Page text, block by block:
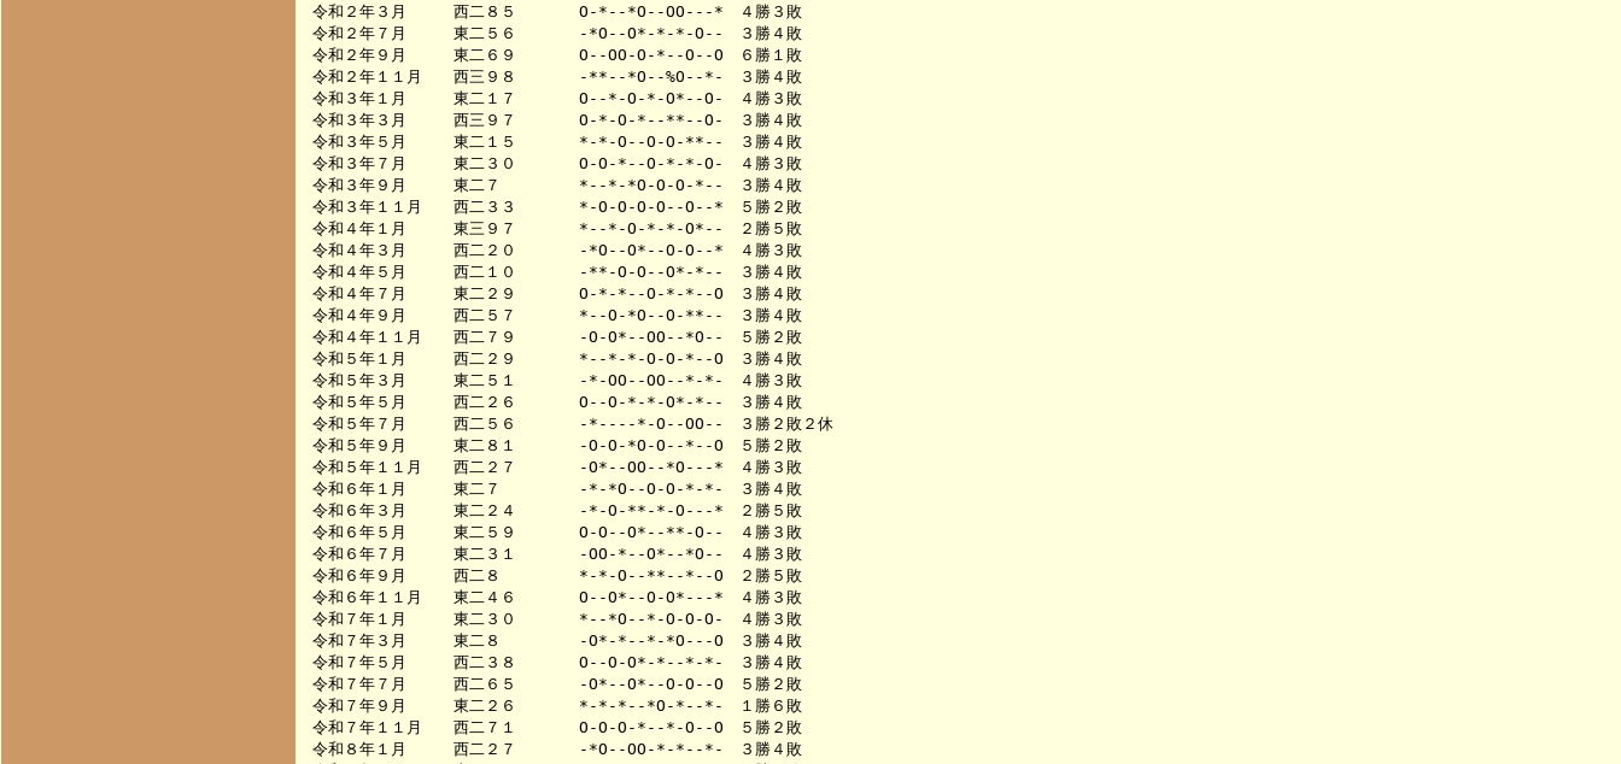
令和２年３月　　　西二８５　　　　O-*--*O--OO---*　４勝３敗
令和２年７月　　　東二５６　　　　-*O--O*-*-*-O--　３勝４敗
令和２年９月　　　東二６９　　　　O--OO-O-*--O--O　６勝１敗
令和２年１１月　　西三９８　　　　-**--*O--%O--*-　３勝４敗
令和３年１月　　　東二１７　　　　O--*-O-*-O*--O-　４勝３敗
令和３年３月　　　西三９７　　　　O-*-O-*--**--O-　３勝４敗
令和３年５月　　　東二１５　　　　*-*-O--O-O-**--　３勝４敗
令和３年７月　　　東二３０　　　　O-O-*--O-*-*-O-　４勝３敗
令和３年９月　　　東二７　　　　　*--*-*O-O-O-*--　３勝４敗
令和３年１１月　　西二３３　　　　*-O-O-O-O--O--*　５勝２敗
令和４年１月　　　東三９７　　　　*--*-O-*-*-O*--　２勝５敗
令和４年３月　　　西二２０　　　　-*O--O*--O-O--*　４勝３敗
令和４年５月　　　西二１０　　　　-**-O-O--O*-*--　３勝４敗
令和４年７月　　　東二２９　　　　O-*-*--O-*-*--O　３勝４敗
令和４年９月　　　西二５７　　　　*--O-*O--O-**--　３勝４敗
令和４年１１月　　西二７９　　　　-O-O*--OO--*O--　５勝２敗
令和５年１月　　　西二２９　　　　*--*-*-O-O-*--O　３勝４敗
令和５年３月　　　東二５１　　　　-*-OO--OO--*-*-　４勝３敗
令和５年５月　　　西二２６　　　　O--O-*-*-O*-*--　３勝４敗
令和５年７月　　　西二５６　　　　-*----*-O--OO--　３勝２敗２休
令和５年９月　　　東二８１　　　　-O-O-*O-O--*--O　５勝２敗
令和５年１１月　　西二２７　　　　-O*--OO--*O---*　４勝３敗
令和６年１月　　　東二７　　　　　-*-*O--O-O-*-*-　３勝４敗
令和６年３月　　　東二２４　　　　-*-O-**-*-O---*　２勝５敗
令和６年５月　　　東二５９　　　　O-O--O*--**-O--　４勝３敗
令和６年７月　　　東二３１　　　　-OO-*--O*--*O--　４勝３敗
令和６年９月　　　西二８　　　　　*-*-O--**--*--O　２勝５敗
令和６年１１月　　東二４６　　　　O--O*--O-O*---*　４勝３敗
令和７年１月　　　東二３０　　　　*--*O--*-O-O-O-　４勝３敗
令和７年３月　　　東二８　　　　　-O*-*--*-*O---O　３勝４敗
令和７年５月　　　西二３８　　　　O--O-O*-*--*-*-　３勝４敗
令和７年７月　　　西二６５　　　　-O*--O*--O-O--O　５勝２敗
令和７年９月　　　東二２６　　　　*-*-*--*O-*--*-　１勝６敗
令和７年１１月　　西二７１　　　　O-O-O-*--*-O--O　５勝２敗
令和８年１月　　　西二２７　　　　-*O--OO-*-*--*-　３勝４敗